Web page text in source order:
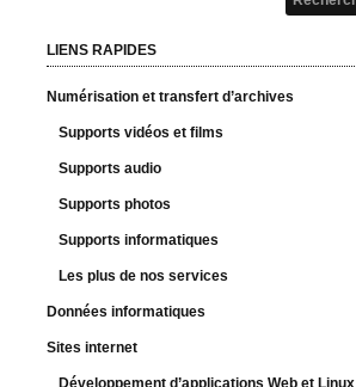
LIENS RAPIDES
Numérisation et transfert d’archives
Supports vidéos et films
Supports audio
Supports photos
Supports informatiques
Les plus de nos services
Données informatiques
Sites internet
Développement d’applications Web et Linux